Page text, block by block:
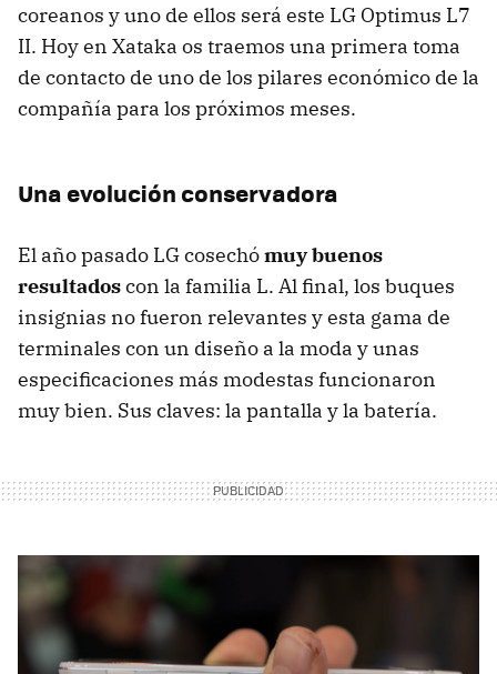
coreanos y uno de ellos será este LG Optimus L7
II. Hoy en Xataka os traemos una primera toma
de contacto de uno de los pilares económico de la
compañía para los próximos meses.
Una evolución conservadora
El año pasado LG cosechómuy buenos
resultadoscon la familia L. Al final, los buques
insignias no fueron relevantes y esta gama de
terminales con un diseño a la moda y unas
especificaciones más modestas funcionaron
muy bien. Sus claves: la pantalla y la batería.